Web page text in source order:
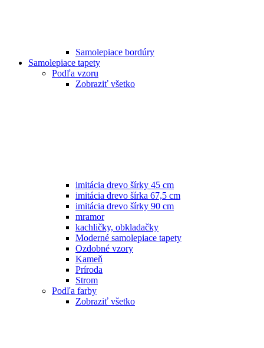
Samolepiace bordúry
Samolepiace tapety
Podľa vzoru
Zobraziť všetko
imitácia drevo šírky 45 cm
imitácia drevo šírka 67,5 cm
imitácia drevo šírky 90 cm
mramor
kachličky, obkladačky
Moderné samolepiace tapety
Ozdobné vzory
Kameň
Príroda
Strom
Podľa farby
Zobraziť všetko